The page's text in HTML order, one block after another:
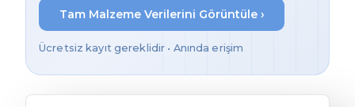
Tam Malzeme Verilerini Görüntüle ›
Ücretsiz kayıt gereklidir • Anında erişim